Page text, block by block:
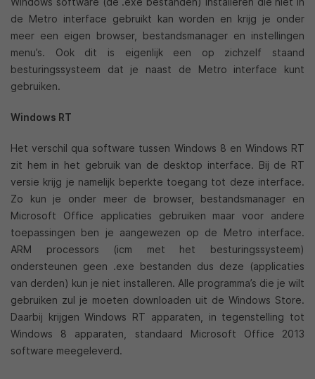
de Metro interface gebruikt kan worden en krijg je onder
meer een eigen browser, bestandsmanager en instellingen
menu’s. Ook dit is eigenlijk een op zichzelf staand
besturingssysteem dat je naast de Metro interface kunt
gebruiken.
Windows RT
Het verschil qua software tussen Windows 8 en Windows RT
zit hem in het gebruik van de desktop interface. Bij de RT
versie krijg je namelijk beperkte toegang tot deze interface.
Zo kun je onder meer de browser, bestandsmanager en
Microsoft Office applicaties gebruiken maar voor andere
toepassingen ben je aangewezen op de Metro interface.
ARM processors (icm met het besturingssysteem)
ondersteunen geen .exe bestanden dus deze (applicaties
van derden) kun je niet installeren. Alle programma’s die je wilt
gebruiken zul je moeten downloaden uit de Windows Store.
Daarbij krijgen Windows RT apparaten, in tegenstelling tot
Windows 8 apparaten, standaard Microsoft Office 2013
software meegeleverd.